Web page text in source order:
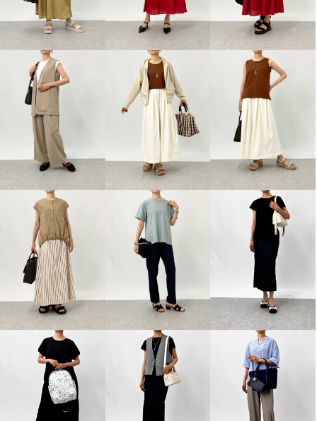
エアリーフェアリー ストレッチ
カルゼ 着回しスタイルアップジ
チャコール Ｓ
ピーツー 二代目大吟醸 綿混スト
レッチ ストレートパンツ
ミストグレー Ｓ
¥0